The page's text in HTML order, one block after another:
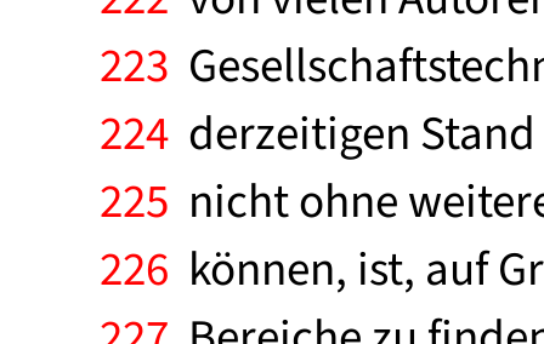
223
224 derzeitigen
225 nicht ohne
226 können, ist, auf